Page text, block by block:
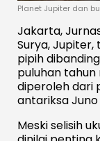
Planet Jupiter dan
Jakarta,
Surya,
pipih
puluhan tahun
diperoleh dari
antariksa
Meski selisih